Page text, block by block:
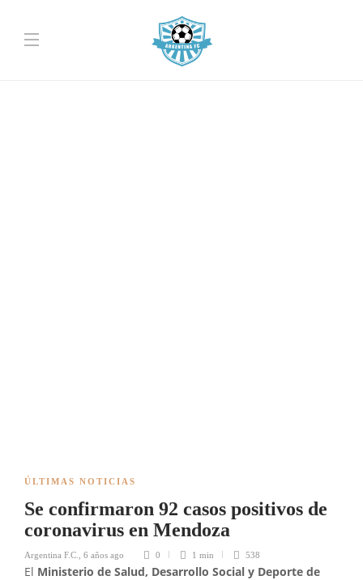
ÚLTIMAS NOTICIAS
Se confirmaron 92 casos positivos de
coronavirus en Mendoza
Argentina F.C. 6 años ago 0 1 min 538
El Ministerio de Salud, Desarrollo Social y Deporte de